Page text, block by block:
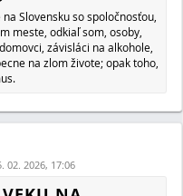
obsahom,
mali...
svedomia-bozia-